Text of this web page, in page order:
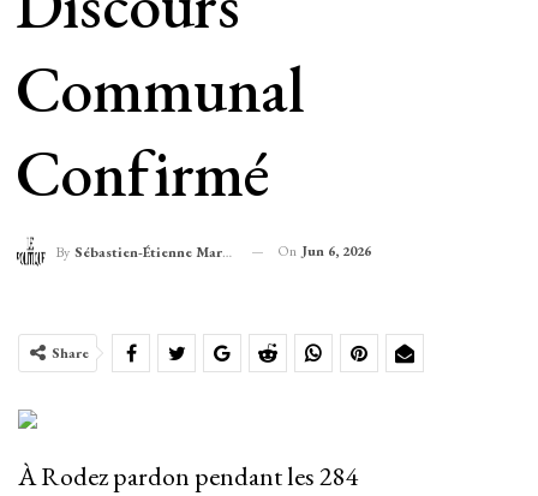
Communal
Confirmé
By Sébastien-Étienne Marechal On Jun 6, 2026
Share
À Rodez pardon pendant les 284